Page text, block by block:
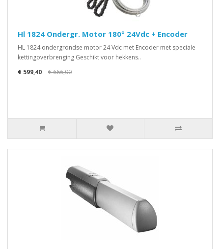
Hl 1824 Ondergr. Motor 180° 24Vdc + Encoder
HL 1824 ondergrondse motor 24 Vdc met Encoder met speciale
kettingoverbrenging Geschikt voor hekkens..
€ 599,40
€ 666,00